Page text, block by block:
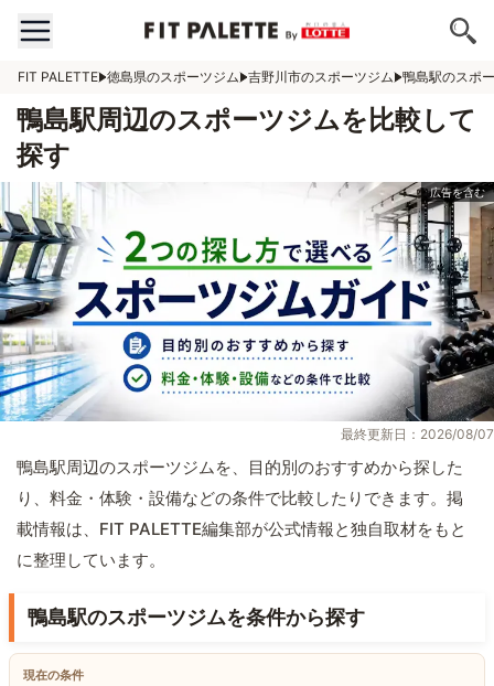
FIT PALETTE 徳島県のスポーツジム 吉野川市のスポーツジム 鴨島駅のスポ
鴨島駅周辺のスポーツジムを比較して
探す
最終更新日：2026/08/07
鴨島駅周辺のスポーツジムを、目的別のおすすめから探した
り、料金・体験・設備などの条件で比較したりできます。掲
載情報は、FIT PALETTE編集部が公式情報と独自取材をもと
に整理しています。
鴨島駅のスポーツジムを条件から探す
現在の条件